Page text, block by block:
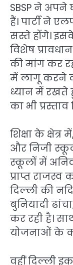
SBSP ने अपने
हैं। पार्टी ने
सस्ते होंगे।
विशेष
की मांग कर
में लागू करने
ध्यान में रखते
का भी प्रस्ताव
शिक्षा के
और निजी
स्कूलों में
प्राप्त
दिल्ली की
बुनियादी
कर रही है।
योजनाओं के
वहीं दिल्ली